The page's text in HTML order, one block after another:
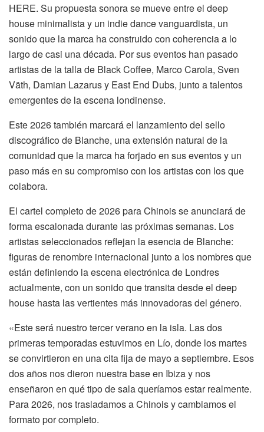
HERE. Su propuesta sonora se mueve entre el deep
house minimalista y un indie dance vanguardista, un
sonido que la marca ha construido con coherencia a lo
largo de casi una década. Por sus eventos han pasado
artistas de la talla de Black Coffee, Marco Carola, Sven
Väth, Damian Lazarus y East End Dubs, junto a talentos
emergentes de la escena londinense.
Este 2026 también marcará el lanzamiento del sello
discográfico de Blanche, una extensión natural de la
comunidad que la marca ha forjado en sus eventos y un
paso más en su compromiso con los artistas con los que
colabora.
El cartel completo de 2026 para Chinois se anunciará de
forma escalonada durante las próximas semanas. Los
artistas seleccionados reflejan la esencia de Blanche:
figuras de renombre internacional junto a los nombres que
están definiendo la escena electrónica de Londres
actualmente, con un sonido que transita desde el deep
house hasta las vertientes más innovadoras del género.
«Este será nuestro tercer verano en la isla. Las dos
primeras temporadas estuvimos en Lío, donde los martes
se convirtieron en una cita fija de mayo a septiembre. Esos
dos años nos dieron nuestra base en Ibiza y nos
enseñaron en qué tipo de sala queríamos estar realmente.
Para 2026, nos trasladamos a Chinois y cambiamos el
formato por completo.